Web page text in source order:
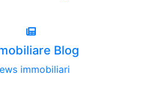
Blog
immobiliari